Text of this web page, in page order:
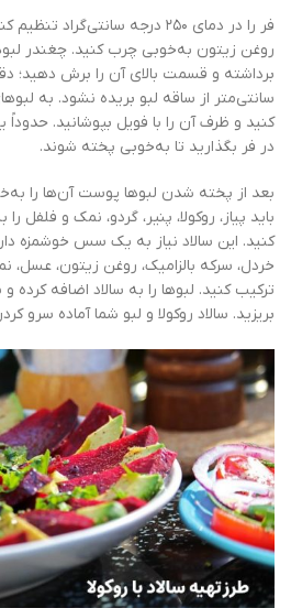
فر را در دمای ۲۵۰ درجه
روغن زیتون به‌خوبی چرب کنید. چغندر
برداشته و قسمت بالای آن را برش دهید؛
سانتی‌متر از ساقه لبو بریده نشود. به
کنید و ظرف آن را با فویل بپوشانید.
در فر بگذارید تا به‌خوبی پخته شوند.
بعد از پخته شدن لبوها پوست آن‌ها را
باید پیاز، روکولا، پنیر، گردو، نمک و فلفل
کنید. این سالاد نیاز به یک سس خوشمزه
خردل، سرکه بالزامیک، روغن زیتون، عسل،
ترکیب کنید. لبوها را به سالاد اضافه
بریزید. سالاد روکولا و لبو شما آماده سرو